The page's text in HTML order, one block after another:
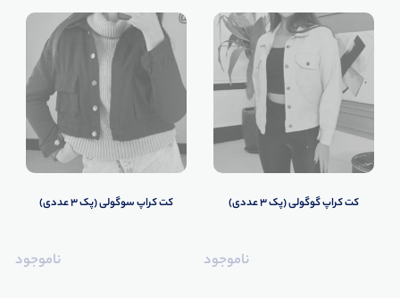
کت کراپ گوگولی (پک 3 عددی)
ناموجود
کت کراپ سوگولی (پک 3 عددی)
ناموجود